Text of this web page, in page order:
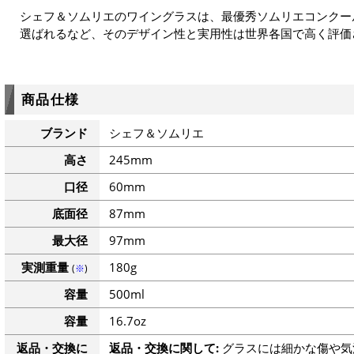
シェフ＆ソムリエのワイングラスは、最優秀ソムリエコンク
選ばれるなど、そのデザイン性と実用性は世界各国で高く評
商品仕様
ブランド
シェフ＆ソムリエ
高さ
245mm
口径
60mm
底面径
87mm
最大径
97mm
実測重量 (※)
180g
容量
500ml
容量
16.7oz
返品・交換に
返品・交換に関して:グラスには細かな傷や